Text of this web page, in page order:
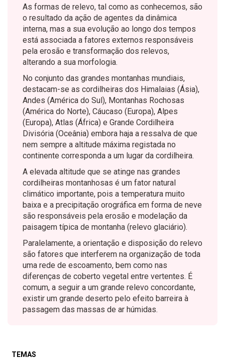
As formas de relevo, tal como as conhecemos, são
o resultado da ação de agentes da dinâmica
interna, mas a sua evolução ao longo dos tempos
está associada a fatores externos responsáveis
pela erosão e transformação dos relevos,
alterando a sua morfologia.
No conjunto das grandes montanhas mundiais,
destacam-se as cordilheiras dos Himalaias (Ásia),
Andes (América do Sul), Montanhas Rochosas
(América do Norte), Cáucaso (Europa), Alpes
(Europa), Atlas (África) e Grande Cordilheira
Divisória (Oceânia) embora haja a ressalva de que
nem sempre a altitude máxima registada no
continente corresponda a um lugar da cordilheira.
A elevada altitude que se atinge nas grandes
cordilheiras montanhosas é um fator natural
climático importante, pois a temperatura muito
baixa e a precipitação orográfica em forma de neve
são responsáveis pela erosão e modelação da
paisagem típica de montanha (relevo glaciário).
Paralelamente, a orientação e disposição do relevo
são fatores que interferem na organização de toda
uma rede de escoamento, bem como nas
diferenças de coberto vegetal entre vertentes. É
comum, a seguir a um grande relevo concordante,
existir um grande deserto pelo efeito barreira à
passagem das massas de ar húmidas.
TEMAS